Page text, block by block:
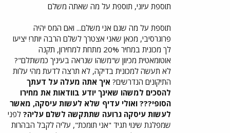
תוספת עיוני, תוספת על מה שאתה משלם
תוספת על מה שגם אני משלם... ואם המס יהיה
פרוגרסיבי, מכאן שאני אצטרך לשלם הרבה יותר! יציעו
לך מכונית במחיר 20% מתחת למחירון, תקנה
אוטומאטית מכיוון ש"משהו שנראה בעיניך כמשתלם"?
לא תעשה למכונית בדיקה, לא תרצה לדעת מהי עלות
התיקונים הנדרשים? איך אתה מעלה על דעתך
להסכים למשהו שאינך יודע בוודאות את מחירו
הסופי??? ואולי עדיף שלא לעשות עיסקה, מאשר
לעשות עיסקה גרועה שתתקשה לשלם עליה? לפני
שמפלגת שינוי תגיד "אני תומכת", עליה לקבל הבהרות